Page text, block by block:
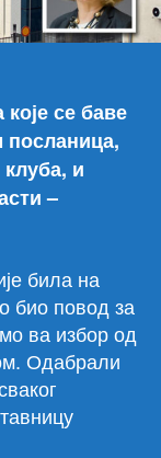
се баве
и
–
била на
био повод за
ва избор од
Одабрали